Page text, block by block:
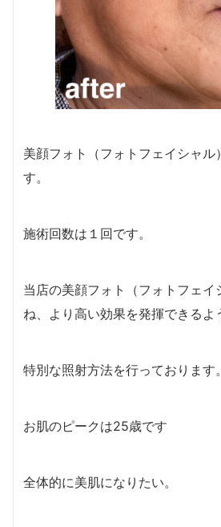
美顔フォト（フォトフェイシャル
す。
施術回数は１回です。
当店の美顔フォト（フォトフェイ
ね、より高い効果を発揮できるよ
特別な照射方法を行っております。
お肌のピークは25歳です
全体的に美肌になりたい。